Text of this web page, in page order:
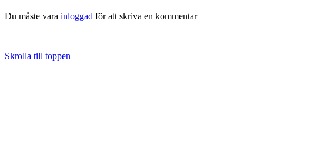
Du måste vara inloggad för att skriva en kommentar
Skrolla till toppen